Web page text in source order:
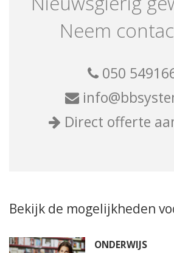
Neem
050
Direct offerte
Bekijk de mogelijkheden
ONDERWIJS